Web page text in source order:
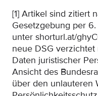
[1] Artikel sind zitiert
Gesetzgebung per
unter shorturl.at/
neue DSG
Daten juristischer
Ansicht des
über den unlauteren